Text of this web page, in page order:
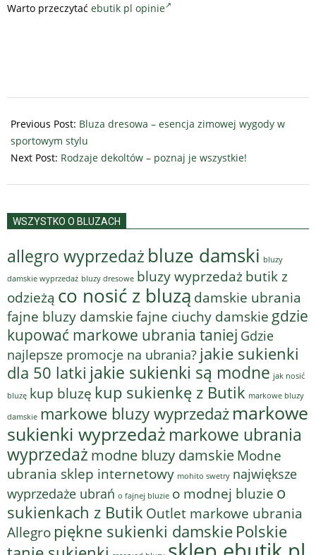
Warto przeczytać ebutik pl opinie
12-
30
Previous Post: Bluza dresowa – esencja zimowej wygody w
sportowym stylu
Next Post: Rodzaje dekoltów – poznaj je wszystkie!
WSZYSTKO O BLUZACH
allegro wyprzedaż bluze damski bluzy
damskie wyprzedaż bluzy dresowe bluzy wyprzedaż butik z
odzieżą co nosić z bluzą damskie ubrania
fajne bluzy damskiefajne ciuchy damskie gdzie
kupować markowe ubrania taniej Gdzie
najlepsze promocje na ubrania? jakie sukienki
dla 50 latki jakie sukienki są modne jak nosić
bluzę kup bluzę kup sukienkę z Butik markowe bluzy
damskie markowe bluzy wyprzedaż markowe
sukienki wyprzedaż markowe ubrania
wyprzedaż modne bluzy damskie Modne
ubrania sklep internetowy mohito swetry największe
wyprzedaże ubrań o fajnej bluzie o modnej bluzie o
sukienkach z Butik Outlet markowe ubrania
Allegropiękne sukienki damskie Polskie